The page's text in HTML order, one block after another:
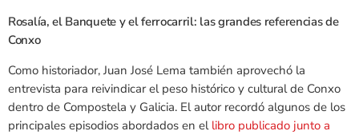
Rosalía, el Banquete y el ferrocarril: las grandes referencias de
Conxo
Como historiador, Juan José Lema también aprovechó la
entrevista para reivindicar el peso histórico y cultural de Conxo
dentro de Compostela y Galicia. El autor recordó algunos de los
principales episodios abordados en el libro publicado junto a